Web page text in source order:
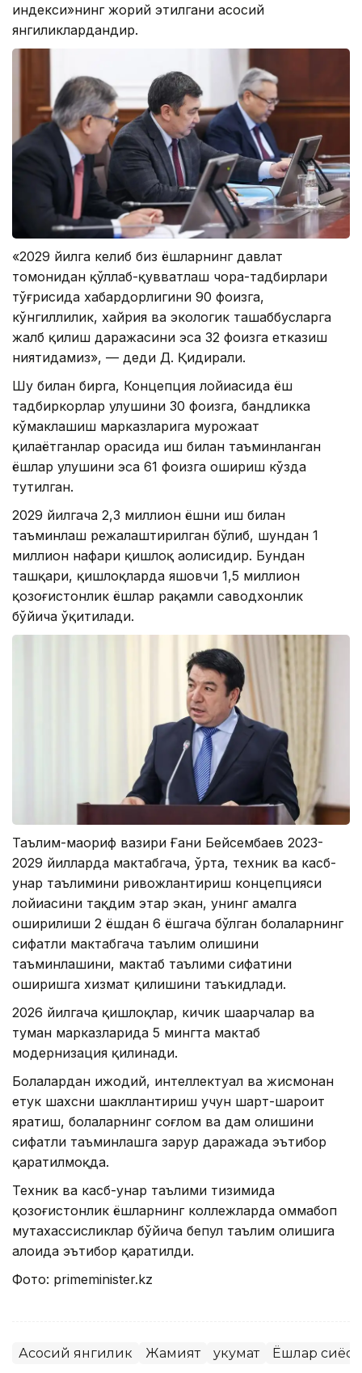
индекси»нинг жорий этилгани асосий
янгиликлардандир.
«2029 йилга келиб биз ёшларнинг давлат
томонидан қўллаб-қувватлаш чора-тадбирлари
тўғрисида хабардорлигини 90 фоизга,
кўнгиллилик, хайрия ва экологик ташаббусларга
жалб қилиш даражасини эса 32 фоизга етказиш
ниятидамиз», — деди Д. Қидирали.
Шу билан бирга, Концепция лойиҳасида ёш
тадбиркорлар улушини 30 фоизга, бандликка
кўмаклашиш марказларига мурожаат
қилаётганлар орасида иш билан таъминланган
ёшлар улушини эса 61 фоизга ошириш кўзда
тутилган.
2029 йилгача 2,3 миллион ёшни иш билан
таъминлаш режалаштирилган бўлиб, шундан 1
миллион нафари қишлоқ аҳолисидир. Бундан
ташқари, қишлоқларда яшовчи 1,5 миллион
қозоғистонлик ёшлар рақамли саводхонлик
бўйича ўқитилади.
Таълим-маориф вазири Ғани Бейсембаев 2023-
2029 йилларда мактабгача, ўрта, техник ва касб-
ҳунар таълимини ривожлантириш концепцияси
лойиҳасини тақдим этар экан, унинг амалга
оширилиши 2 ёшдан 6 ёшгача бўлган болаларнинг
сифатли мактабгача таълим олишини
таъминлашини, мактаб таълими сифатини
оширишга хизмат қилишини таъкидлади.
2026 йилгача қишлоқлар, кичик шаҳарчалар ва
туман марказларида 5 мингта мактаб
модернизация қилинади.
Болалардан ижодий, интеллектуал ва жисмонан
етук шахсни шакллантириш учун шарт-шароит
яратиш, болаларнинг соғлом ва дам олишини
сифатли таъминлашга зарур даражада эътибор
қаратилмоқда.
Техник ва касб-ҳунар таълими тизимида
қозоғистонлик ёшларнинг коллежларда оммабоп
мутахассисликлар бўйича бепул таълим олишига
алоҳида эътибор қаратилди.
Фото: primeminister.kz
Асосий янгилик Жамият Ҳукумат Ёшлар